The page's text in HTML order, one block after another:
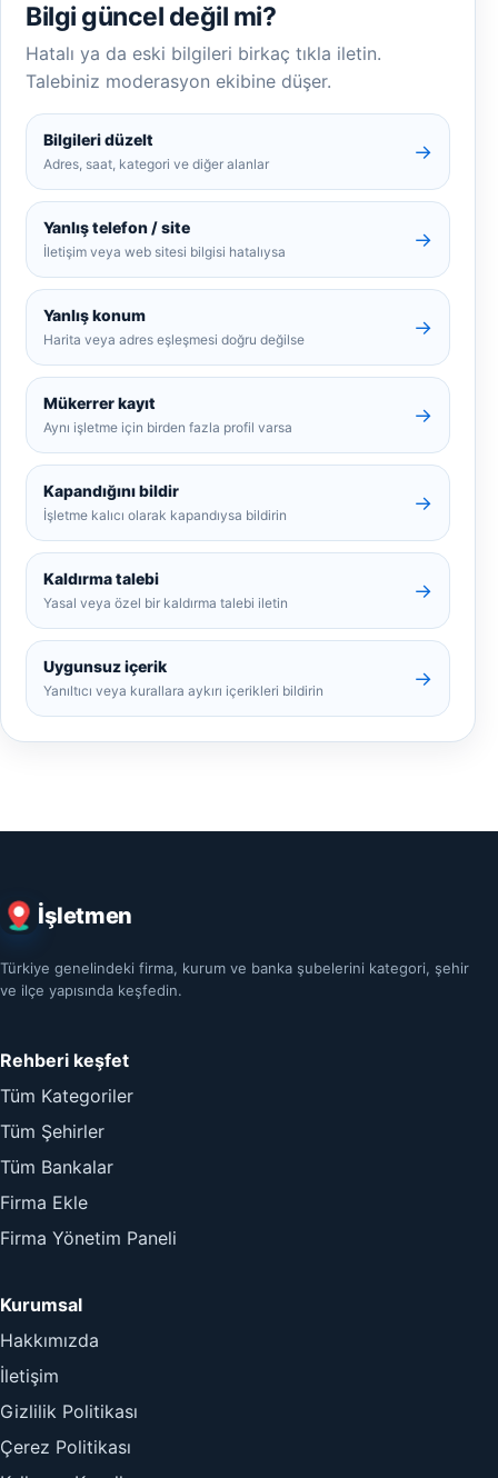
Bilgi güncel değil mi?
Hatalı ya da eski bilgileri birkaç tıkla iletin.
Talebiniz moderasyon ekibine düşer.
Bilgileri düzelt
Adres, saat, kategori ve diğer alanlar
→
Yanlış telefon / site
İletişim veya web sitesi bilgisi hatalıysa
→
Yanlış konum
Harita veya adres eşleşmesi doğru değilse
→
Mükerrer kayıt
Aynı işletme için birden fazla profil varsa
→
Kapandığını bildir
İşletme kalıcı olarak kapandıysa bildirin
→
Kaldırma talebi
Yasal veya özel bir kaldırma talebi iletin
→
Uygunsuz içerik
Yanıltıcı veya kurallara aykırı içerikleri bildirin
→
İşletmen
Türkiye genelindeki firma, kurum ve banka şubelerini kategori, şehir
ve ilçe yapısında keşfedin.
Rehberi keşfet
Tüm Kategoriler
Tüm Şehirler
Tüm Bankalar
Firma Ekle
Firma Yönetim Paneli
Kurumsal
Hakkımızda
İletişim
Gizlilik Politikası
Çerez Politikası